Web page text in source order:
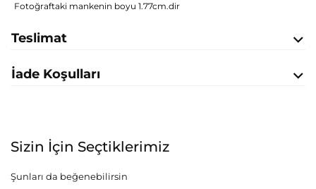
Fotoğraftaki mankenin boyu 1.77cm.dir
Teslimat
İade Koşulları
Sizin İçin Seçtiklerimiz
Şunları da beğenebilirsin